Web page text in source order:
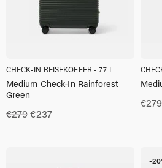
CHECK-IN REISEKOFFER - 77 L
€279Ursprünglicher
€237Aktueller
Medium Check-In Rainforest
Green
€279
-